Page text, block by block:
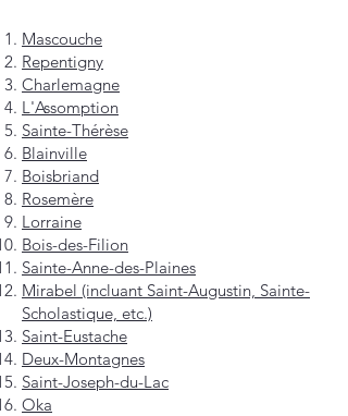
Mascouche
Repentigny
Charlemagne
L'Assomption
Sainte-Thérèse
Blainville
Boisbriand
Rosemère
Lorraine
Bois-des-Filion
Sainte-Anne-des-Plaines
Mirabel (incluant Saint-Augustin, Sainte-
Scholastique, etc.)
Saint-Eustache
Deux-Montagnes
Saint-Joseph-du-Lac
Oka